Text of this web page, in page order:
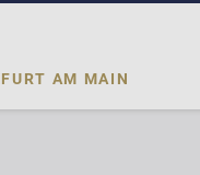
AM MAIN